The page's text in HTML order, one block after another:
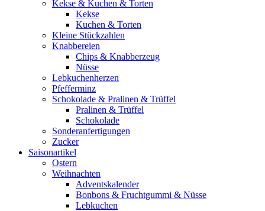
Kekse & Kuchen & Torten
Kekse
Kuchen & Torten
Kleine Stückzahlen
Knabbereien
Chips & Knabberzeug
Nüsse
Lebkuchenherzen
Pfefferminz
Schokolade & Pralinen & Trüffel
Pralinen & Trüffel
Schokolade
Sonderanfertigungen
Zucker
Saisonartikel
Ostern
Weihnachten
Adventskalender
Bonbons & Fruchtgummi & Nüsse
Lebkuchen